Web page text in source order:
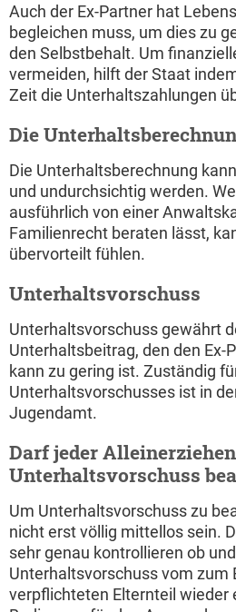
Auch der Ex-Partner hat
begleichen muss, um dies zu
den Selbstbehalt. Um
vermeiden, hilft der Staat
Zeit die Unterhaltszahlungen
Die
Die Unterhaltsberechnung
und undurchsichtig werden.
ausführlich von einer
Familienrecht beraten lässt,
übervorteilt fühlen.
Unterhaltsvorschuss
Unterhaltsvorschuss gewährt
Unterhaltsbeitrag, den den Ex-
kann zu gering ist. Zuständig
Unterhaltsvorschusses ist in
Jugendamt.
Darf jeder
Unterhaltsvorschuss
Um Unterhaltsvorschuss zu
nicht erst völlig mittellos sein.
sehr genau kontrollieren ob
Unterhaltsvorschuss vom zum
verpflichteten Elternteil wieder